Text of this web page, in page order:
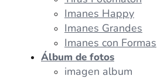
Imanes Happy
Imanes Grandes
Imanes con Formas
Álbum de fotos
imagen album